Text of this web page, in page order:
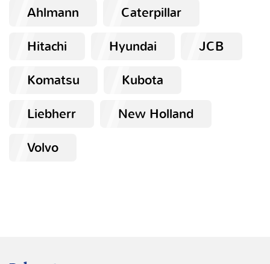
Ahlmann
Caterpillar
Hitachi
Hyundai
JCB
Komatsu
Kubota
Liebherr
New Holland
Volvo